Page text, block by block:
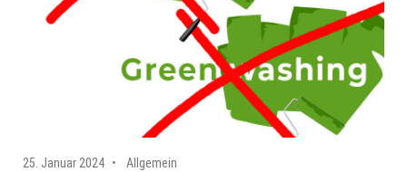
25. Januar 2024 Allgemein